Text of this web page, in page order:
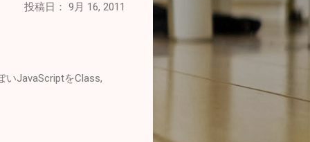
投稿日： 9月 16, 2011
いJavaScriptをClass,